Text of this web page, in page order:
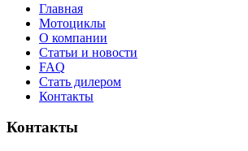
Главная
Мотоциклы
О компании
Статьи и новости
FAQ
Стать дилером
Контакты
Контакты